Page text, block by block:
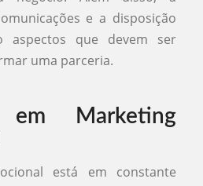
e a disposição
aspectos que devem ser
uma parceria.
em Marketing
está em constante